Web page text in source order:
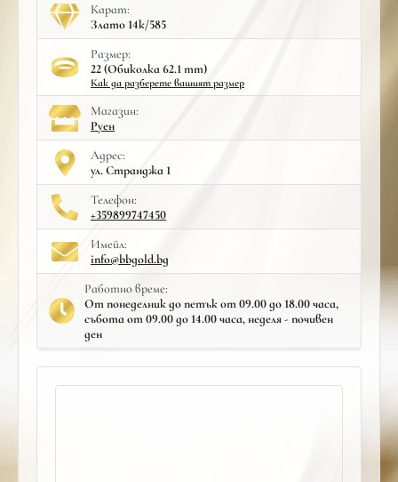
Карат:
Злато 14к/585
Размер:
22 (Обиколка 62.1 mm)
Как да разберете вашият размер
Mагазин:
Руен
Адрес:
ул. Странджа 1
Телефон:
+359899747450
Имейл:
info@bbgold.bg
Работно време:
От понеделник до петък от 09.00 до 18.00 часа,
събота от 09.00 до 14.00 часа, неделя - почивен
ден